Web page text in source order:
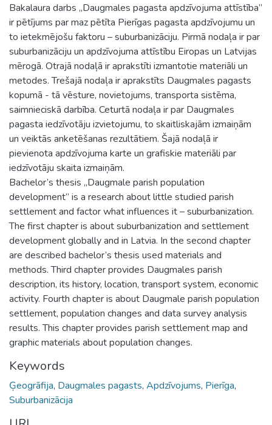
Bakalaura darbs „Daugmales pagasta apdzīvojuma attīstība”
ir pētījums par maz pētīta Pierīgas pagasta apdzīvojumu un
to ietekmējošu faktoru – suburbanizāciju. Pirmā nodaļa ir par
suburbanizāciju un apdzīvojuma attīstību Eiropas un Latvijas
mērogā. Otrajā nodaļā ir aprakstīti izmantotie materiāli un
metodes. Trešajā nodaļa ir aprakstīts Daugmales pagasts
kopumā - tā vēsture, novietojums, transporta sistēma,
saimnieciskā darbība. Ceturtā nodaļa ir par Daugmales
pagasta iedzīvotāju izvietojumu, to skaitliskajām izmaiņām
un veiktās anketēšanas rezultātiem. Šajā nodaļā ir
pievienota apdzīvojuma karte un grafiskie materiāli par
iedzīvotāju skaita izmaiņām.
Bachelor’s thesis „Daugmale parish population
development” is a research about little studied parish
settlement and factor what influences it – suburbanization.
The first chapter is about suburbanization and settlement
development globally and in Latvia. In the second chapter
are described bachelor’s thesis used materials and
methods. Third chapter provides Daugmales parish
description, its history, location, transport system, economic
activity. Fourth chapter is about Daugmale parish population
settlement, population changes and data survey analysis
results. This chapter provides parish settlement map and
graphic materials about population changes.
Keywords
Ģeogrāfija, Daugmales pagasts, Apdzīvojums, Pierīga,
Suburbanizācija